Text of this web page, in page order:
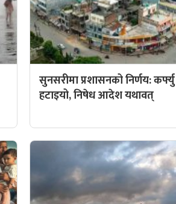
सुनसरीमा प्रशासनको निर्णय: कर्फ्यु
हटाइयो, निषेध आदेश यथावत्